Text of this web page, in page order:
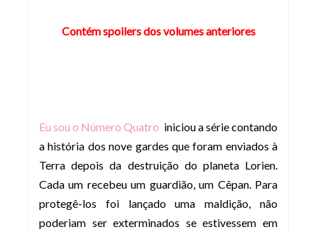
Contém spoilers dos volumes anteriores
Eu sou o Número Quatro iniciou a série contando
a história dos nove gardes que foram enviados à
Terra depois da destruição do planeta Lorien.
Cada um recebeu um guardião, um Cêpan. Para
protegê-los foi lançado uma maldição, não
poderiam ser exterminados se estivessem em